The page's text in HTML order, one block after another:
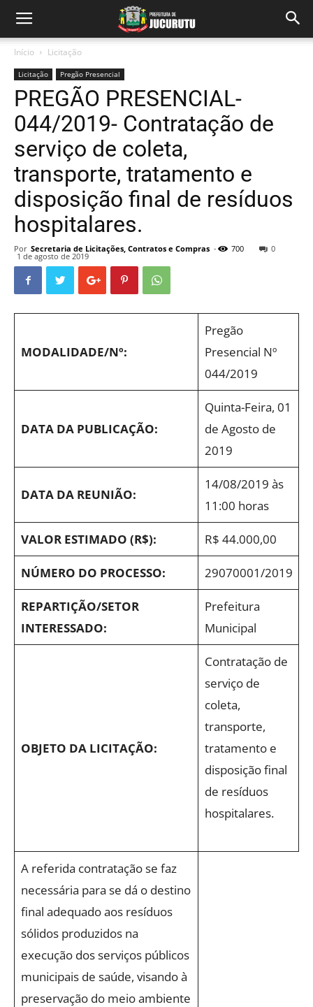
Início Licitação
Licitação Pregão Presencial
PREGÃO PRESENCIAL-
044/2019- Contratação de
serviço de coleta,
transporte, tratamento e
disposição final de resíduos
hospitalares.
Por Secretaria de Licitações, Contratos e Compras -
1 de agosto de 2019
700 0
MODALIDADE/Nº:
Pregão
Presencial Nº
044/2019
DATA DA PUBLICAÇÃO:
Quinta-Feira, 01
de Agosto de
2019
DATA DA REUNIÃO:
14/08/2019 às
11:00 horas
VALOR ESTIMADO (R$): R$ 44.000,00
NÚMERO DO PROCESSO: 29070001/2019
REPARTIÇÃO/SETOR
INTERESSADO:
Prefeitura
Municipal
OBJETO DA LICITAÇÃO:
Contratação de
serviço de
coleta,
transporte,
tratamento e
disposição final
de resíduos
hospitalares.
A referida contratação se faz
necessária para se dá o destino
final adequado aos resíduos
sólidos produzidos na
execução dos serviços públicos
municipais de saúde, visando à
preservação do meio ambiente